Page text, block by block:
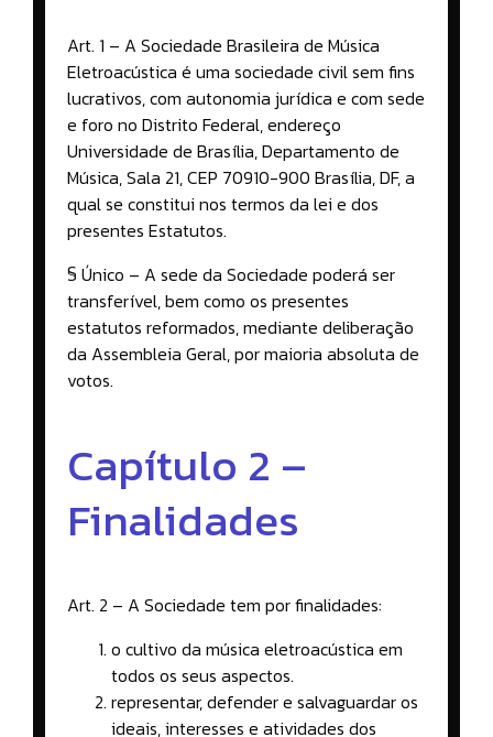
Art. 1 – A Sociedade Brasileira de Música
Eletroacústica é uma sociedade civil sem fins
lucrativos, com autonomia jurídica e com sede
e foro no Distrito Federal, endereço
Universidade de Brasília, Departamento de
Música, Sala 21, CEP 70910-900 Brasília, DF, a
qual se constitui nos termos da lei e dos
presentes Estatutos.
§ Único – A sede da Sociedade poderá ser
transferível, bem como os presentes
estatutos reformados, mediante deliberação
da Assembleia Geral, por maioria absoluta de
votos.
Capítulo 2 –
Finalidades
Art. 2 – A Sociedade tem por finalidades:
o cultivo da música eletroacústica em
todos os seus aspectos.
representar, defender e salvaguardar os
ideais, interesses e atividades dos